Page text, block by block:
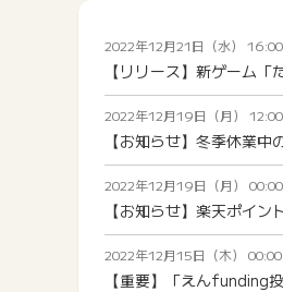
2022年12月21日（水） 16:00
【リリース】新ゲーム「
2022年12月19日（月） 12:00
【お知らせ】冬季休業
2022年12月19日（月） 00:00
【お知らせ】楽天ポイ
2022年12月15日（木） 00:00
【重要】「えんfunding